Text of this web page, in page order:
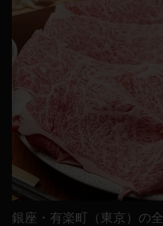
銀座・有楽町（東京）の